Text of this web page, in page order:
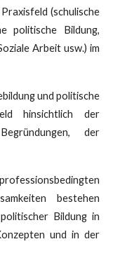
(schulische
politische Bildung,
Arbeit usw.) im
und politische
hinsichtlich der
der
bestehen
Bildung in
und in der